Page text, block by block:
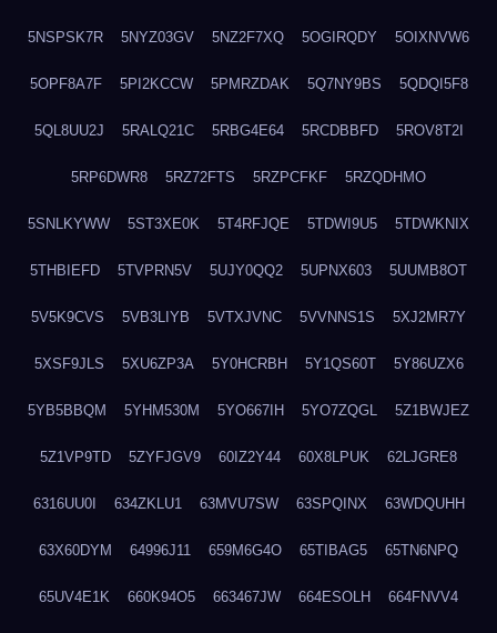
5NSPSK7R 5NYZ03GV 5NZ2F7XQ 5OGIRQDY 5OIXNVW6
5OPF8A7F 5PI2KCCW 5PMRZDAK 5Q7NY9BS 5QDQI5F8
5QL8UU2J 5RALQ21C 5RBG4E64 5RCDBBFD 5ROV8T2I
5RP6DWR8 5RZ72FTS 5RZPCFKF 5RZQDHMO
5SNLKYWW 5ST3XE0K 5T4RFJQE 5TDWI9U5 5TDWKNIX
5THBIEFD 5TVPRN5V 5UJY0QQ2 5UPNX603 5UUMB8OT
5V5K9CVS 5VB3LIYB 5VTXJVNC 5VVNNS1S 5XJ2MR7Y
5XSF9JLS 5XU6ZP3A 5Y0HCRBH 5Y1QS60T 5Y86UZX6
5YB5BBQM 5YHM530M 5YO667IH 5YO7ZQGL 5Z1BWJEZ
5Z1VP9TD 5ZYFJGV9 60IZ2Y44 60X8LPUK 62LJGRE8
6316UU0I 634ZKLU1 63MVU7SW 63SPQINX 63WDQUHH
63X60DYM 64996J11 659M6G4O 65TIBAG5 65TN6NPQ
65UV4E1K 660K94O5 663467JW 664ESOLH 664FNVV4